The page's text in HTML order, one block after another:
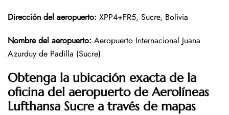
Dirección del aeropuerto: XPP4+FR5, Sucre, Bolivia
Nombre del aeropuerto: Aeropuerto Internacional Juana
Azurduy de Padilla (Sucre)
Obtenga la ubicación exacta de la
oficina del aeropuerto de Aerolíneas
Lufthansa Sucre a través de mapas